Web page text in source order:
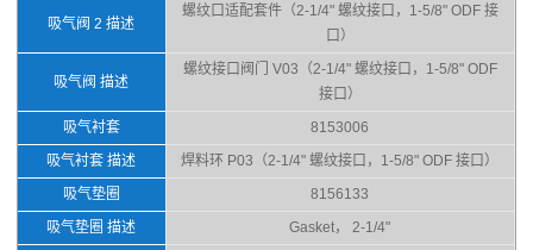
吸气阀 2 描述
螺纹口适配套件（2-1/4" 螺纹接口，1-5/8" ODF 接
口）
吸气阀 描述
螺纹接口阀门 V03（2-1/4" 螺纹接口，1-5/8" ODF
接口）
吸气衬套
8153006
吸气衬套 描述
焊料环 P03（2-1/4" 螺纹接口，1-5/8" ODF 接口）
吸气垫圈
8156133
吸气垫圈 描述
Gasket， 2-1/4"